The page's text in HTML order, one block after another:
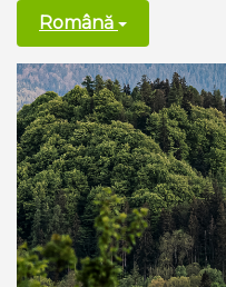
Română